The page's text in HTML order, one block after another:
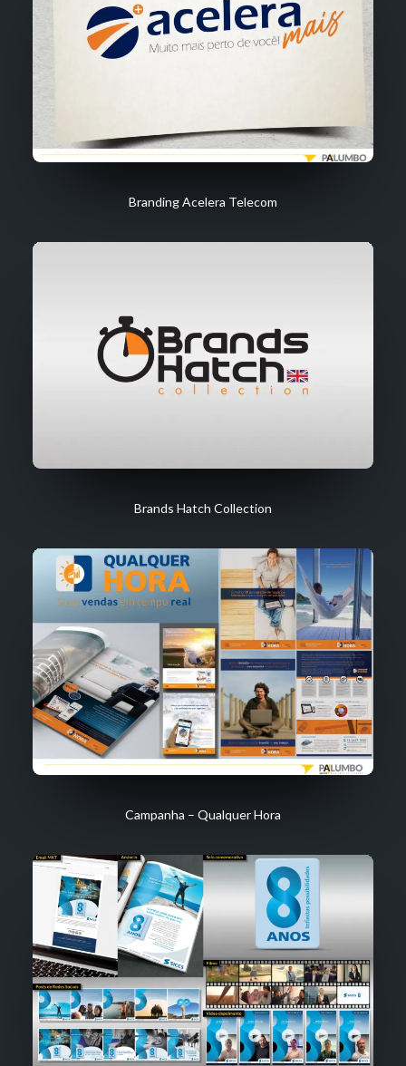
Branding Acelera Telecom
Brands Hatch Collection
Campanha – Qualquer Hora